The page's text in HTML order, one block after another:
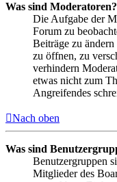
Was sind Moderatoren?
Die Aufgabe der
Forum zu
Beiträge zu
zu öffnen, zu
verhindern
etwas nicht zum
Angreifendes
Nach oben
Was sind
Benutzergruppen
Mitglieder des